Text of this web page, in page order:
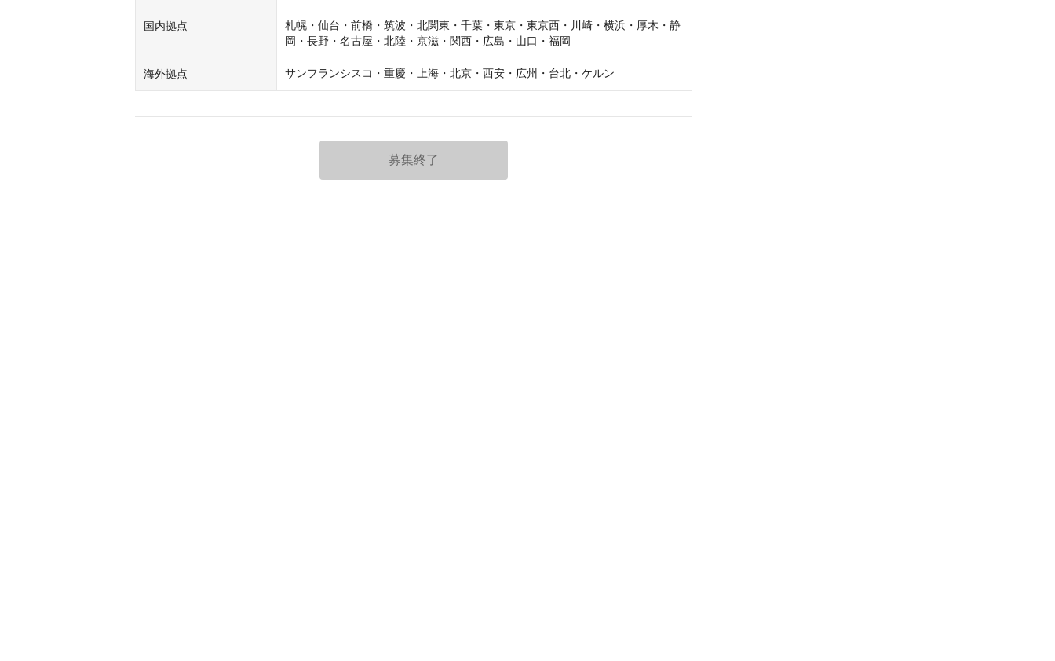
国内拠点
札幌・仙台・前橋・筑波・北関東・千葉・東京・東京西・川崎・横浜・厚木・静
岡・長野・名古屋・北陸・京滋・関西・広島・山口・福岡
海外拠点 サンフランシスコ・重慶・上海・北京・西安・広州・台北・ケルン
募集終了